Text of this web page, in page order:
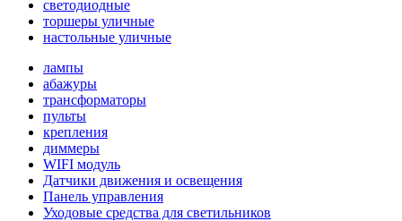
светодиодные
торшеры уличные
настольные уличные
лампы
абажуры
трансформаторы
пульты
крепления
диммеры
WIFI модуль
Датчики движения и освещения
Панель управления
Уходовые средства для светильников